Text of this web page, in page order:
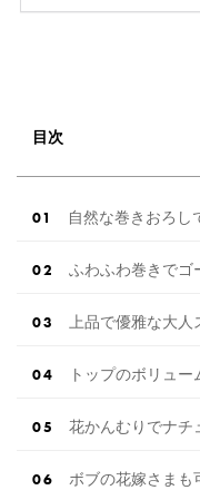
【髪色
目次
自然な巻きおろし
ふわふわ巻きでゴ
上品で優雅な大人
トップのボリュー
花かんむりでナチ
ボブの花嫁さまも